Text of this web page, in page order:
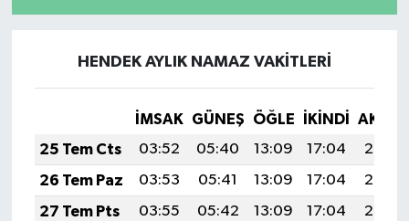
HENDEK AYLIK NAMAZ VAKITLERI
İMSAK GÜNEŞ ÖĞLE İKINDI
25 Tem Cts
03:52 05:40 13:09 17:04
20:27
26 Tem Paz
03:53 05:41 13:09 17:04
20:27
27 Tem Pts
03:55 05:42 13:09 17:04
20:26